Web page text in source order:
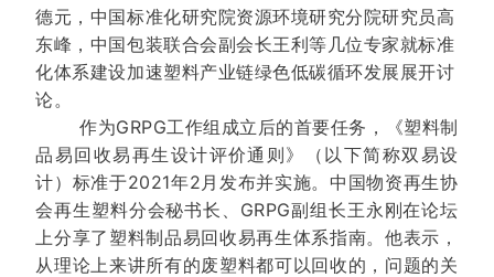
德元，中国标准化研究院资源环境研究分院研究员高
东峰，中国包装联合会副会长王利等几位专家就标准
化体系建设加速塑料产业链绿色低碳循环发展展开讨
论。
作为GRPG工作组成立后的首要任务，《塑料制
品易回收易再生设计评价通则》（以下简称双易设
计）标准于2021年2月发布并实施。中国物资再生协
会再生塑料分会秘书长、GRPG副组长王永刚在论坛
上分享了塑料制品易回收易再生体系指南。他表示，
从理论上来讲所有的废塑料都可以回收的，问题的关